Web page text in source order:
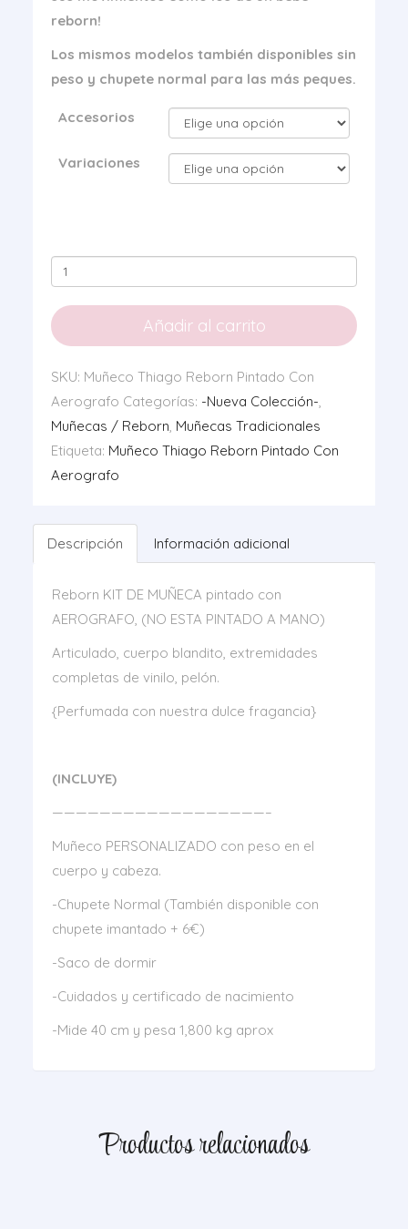
reborn!
Los mismos modelos también disponibles sin
peso y chupete normal para las más peques.
Accesorios
Variaciones
Muñeco
Thiago
Reborn
Pintado
cantidad
Añadir al carrito
SKU: Muñeco Thiago Reborn Pintado Con
Aerografo Categorías: -Nueva Colección-,
Muñecas / Reborn, Muñecas Tradicionales
Etiqueta: Muñeco Thiago Reborn Pintado Con
Aerografo
Descripción Información adicional
Reborn KIT DE MUÑECA pintado con
AEROGRAFO, (NO ESTA PINTADO A MANO)
Articulado, cuerpo blandito, extremidades
completas de vinilo, pelón.
{Perfumada con nuestra dulce fragancia}
(INCLUYE)
——————————————————–
Muñeco PERSONALIZADO con peso en el
cuerpo y cabeza.
-Chupete Normal (También disponible con
chupete imantado + 6€)
-Saco de dormir
-Cuidados y certificado de nacimiento
-Mide 40 cm y pesa 1,800 kg aprox
Productos relacionados